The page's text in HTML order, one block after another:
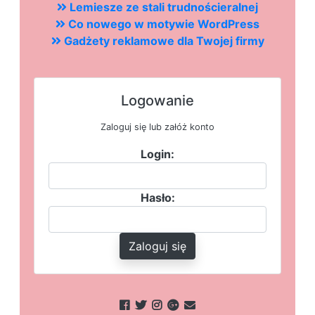
Lemiesze ze stali trudnościeralnej
Co nowego w motywie WordPress
Gadżety reklamowe dla Twojej firmy
Logowanie
Zaloguj się lub załóż konto
Login:
Hasło:
Zaloguj się